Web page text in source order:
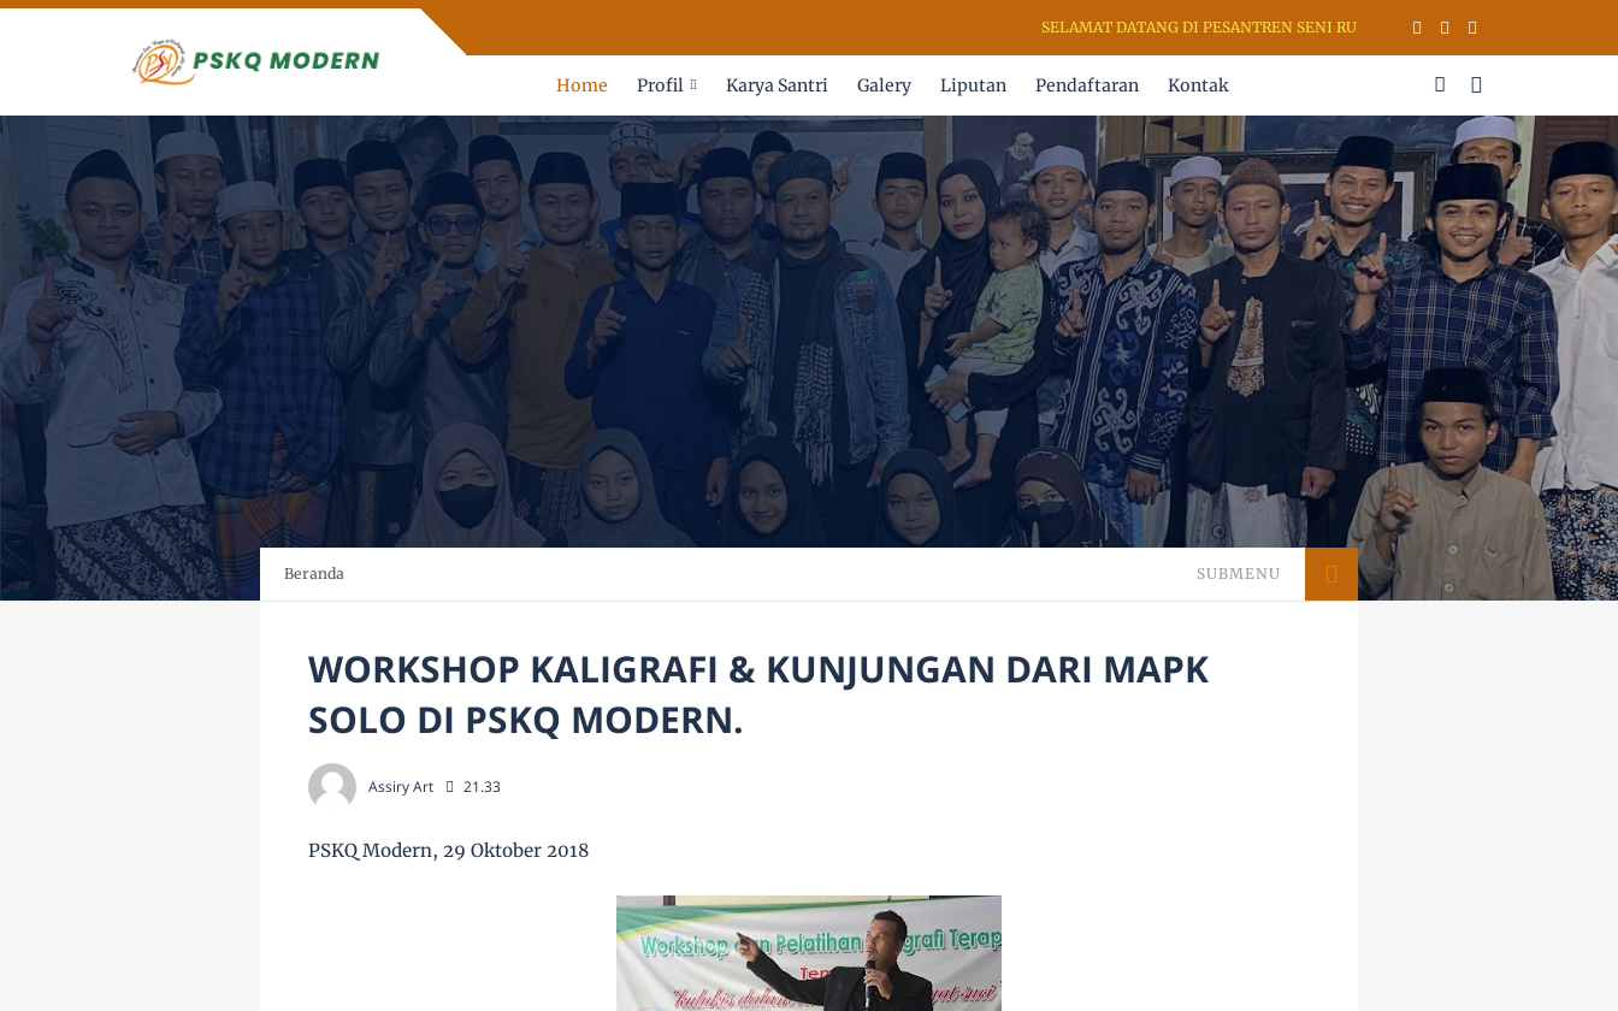
SELAMAT DATANG DI PESANTREN SENI RUPA & KALIGRAFI AL QURAN (PSKQ
Home Profil Karya Santri Galery Liputan Pendaftaran Kontak
Beranda SUBMENU
WORKSHOP KALIGRAFI & KUNJUNGAN DARI MAPK
SOLO DI PSKQ MODERN.
Assiry Art 21.33
PSKQ Modern, 29 Oktober 2018